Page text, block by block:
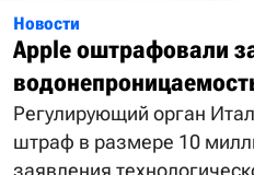
Новости
Apple оштрафовали
Регулирующий орган
штраф в размере 10
заявления